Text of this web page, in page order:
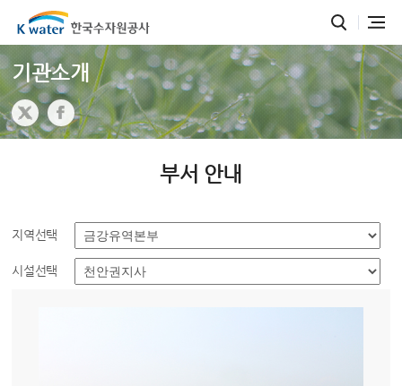
기관소개
부서 안내
지역선택
시설선택